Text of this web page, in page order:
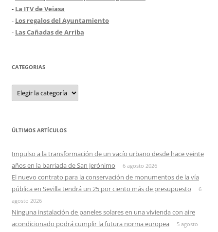
- La ITV de Veiasa
- Los regalos del Ayuntamiento
- Las Cañadas de Arriba
CATEGORIAS
Categorias
ÚLTIMOS ARTÍCULOS
Impulso a la transformación de un vacío urbano desde hace veinte
años en la barriada de San Jerónimo
6 agosto 2026
El nuevo contrato para la conservación de monumentos de la vía
pública en Sevilla tendrá un 25 por ciento más de presupuesto
6
agosto 2026
Ninguna instalación de paneles solares en una vivienda con aire
acondicionado podrá cumplir la futura norma europea
5 agosto